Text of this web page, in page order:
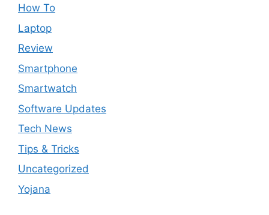
How To
Laptop
Review
Smartphone
Smartwatch
Software Updates
Tech News
Tips & Tricks
Uncategorized
Yojana